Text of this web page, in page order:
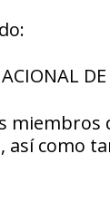
así como